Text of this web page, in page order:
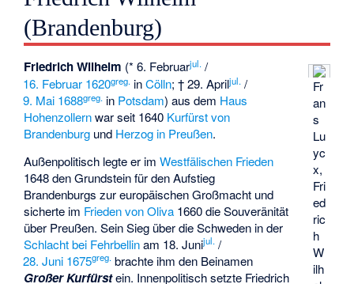
(Brandenburg)
Fr
an
s
Lu
yc
x,
Fri
ed
ric
h
W
ilh
Friedrich Wilhelm (* 6. Februarjul. /
16. Februar 1620greg.inCölln; † 29. Apriljul./
9. Mai 1688greg.in Potsdam) aus dem Haus
Hohenzollernwar seit 1640 Kurfürst von
Brandenburg und Herzog in Preußen.
Außenpolitisch legte er imWestfälischen Frieden
1648 den Grundstein für den Aufstieg
Brandenburgs zur europäischen Großmacht und
sicherte im Frieden von Oliva 1660 die Souveränität
über Preußen. Sein Sieg über die Schweden in der
Schlacht bei Fehrbellinam 18. Junijul. /
28. Juni 1675greg.brachte ihm den Beinamen
Großer Kurfürstein. Innenpolitisch setzte Friedrich